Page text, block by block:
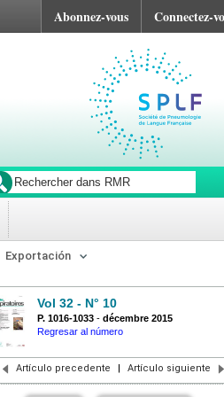
Abonnez-vous Connectez-
Exportación
Vol 32 - N° 10
P. 1016-1033 - décembre 2015
Regresar al número
Artículo precedente | Artículo siguiente